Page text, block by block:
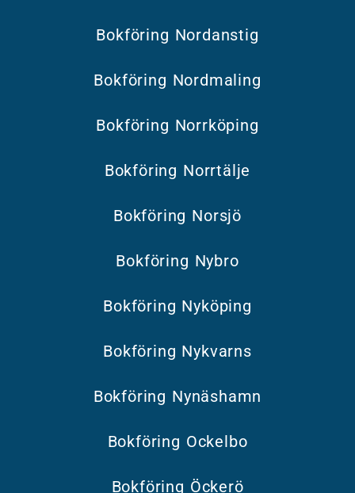
Bokföring Nordanstig
Bokföring Nordmaling
Bokföring Norrköping
Bokföring Norrtälje
Bokföring Norsjö
Bokföring Nybro
Bokföring Nyköping
Bokföring Nykvarns
Bokföring Nynäshamn
Bokföring Ockelbo
Bokföring Öckerö